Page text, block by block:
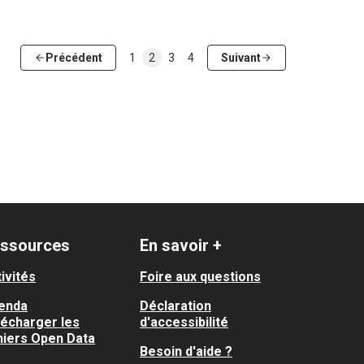
Précédent 1 2 3 4 Suivant
les
Open Data
En savoir +
Foire aux questions
Déclaration
d'accessibilité
Besoin d'aide ?